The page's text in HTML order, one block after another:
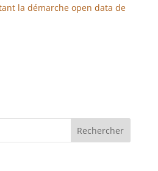
la démarche open data de